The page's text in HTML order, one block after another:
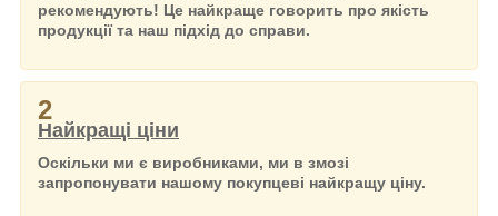
рекомендують! Це найкраще говорить про якість
продукції та наш підхід до справи.
2
Найкращі ціни
Оскільки ми є виробниками, ми в змозі
запропонувати нашому покупцеві найкращу ціну.